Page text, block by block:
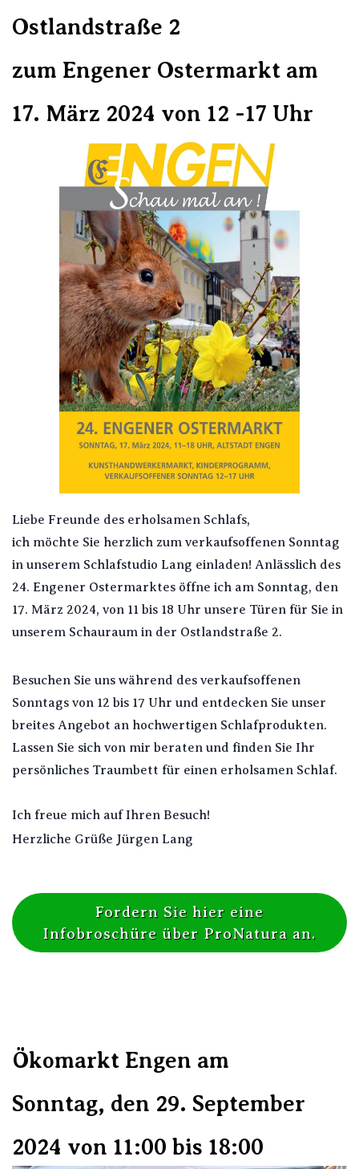
Ostlandstraße 2
zum Engener Ostermarkt am
17. März 2024 von 12 -17 Uhr
Liebe Freunde des erholsamen Schlafs,
ich möchte Sie herzlich zum verkaufsoffenen Sonntag
in unserem Schlafstudio Lang einladen! Anlässlich des
24. Engener Ostermarktes öffne ich am Sonntag, den
17. März 2024, von 11 bis 18 Uhr unsere Türen für Sie in
unserem Schauraum in der Ostlandstraße 2.
Besuchen Sie uns während des verkaufsoffenen
Sonntags von 12 bis 17 Uhr und entdecken Sie unser
breites Angebot an hochwertigen Schlafprodukten.
Lassen Sie sich von mir beraten und finden Sie Ihr
persönliches Traumbett für einen erholsamen Schlaf.
Ich freue mich auf Ihren Besuch!
Herzliche Grüße Jürgen Lang
Fordern Sie hier eine
Infobroschüre über ProNatura an.
Ökomarkt Engen am
Sonntag, den 29. September
2024 von 11:00 bis 18:00